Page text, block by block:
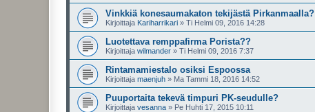
Vinkkiä konesaumakaton tekijästä Pirkanmaalla?
Kirjoittaja Kariharrikari » Ti Helmi 09, 2016 14:28
Luotettava remppafirma Porista??
Kirjoittaja wilmander » Ti Helmi 09, 2016 7:37
Rintamamiestalo osiksi Espoossa
Kirjoittaja maenjuh » Ma Tammi 18, 2016 14:52
Puuportaita tekevä timpuri PK-seudulle?
Kirjoittaja vesanna » Pe Huhti 17, 2015 10:11